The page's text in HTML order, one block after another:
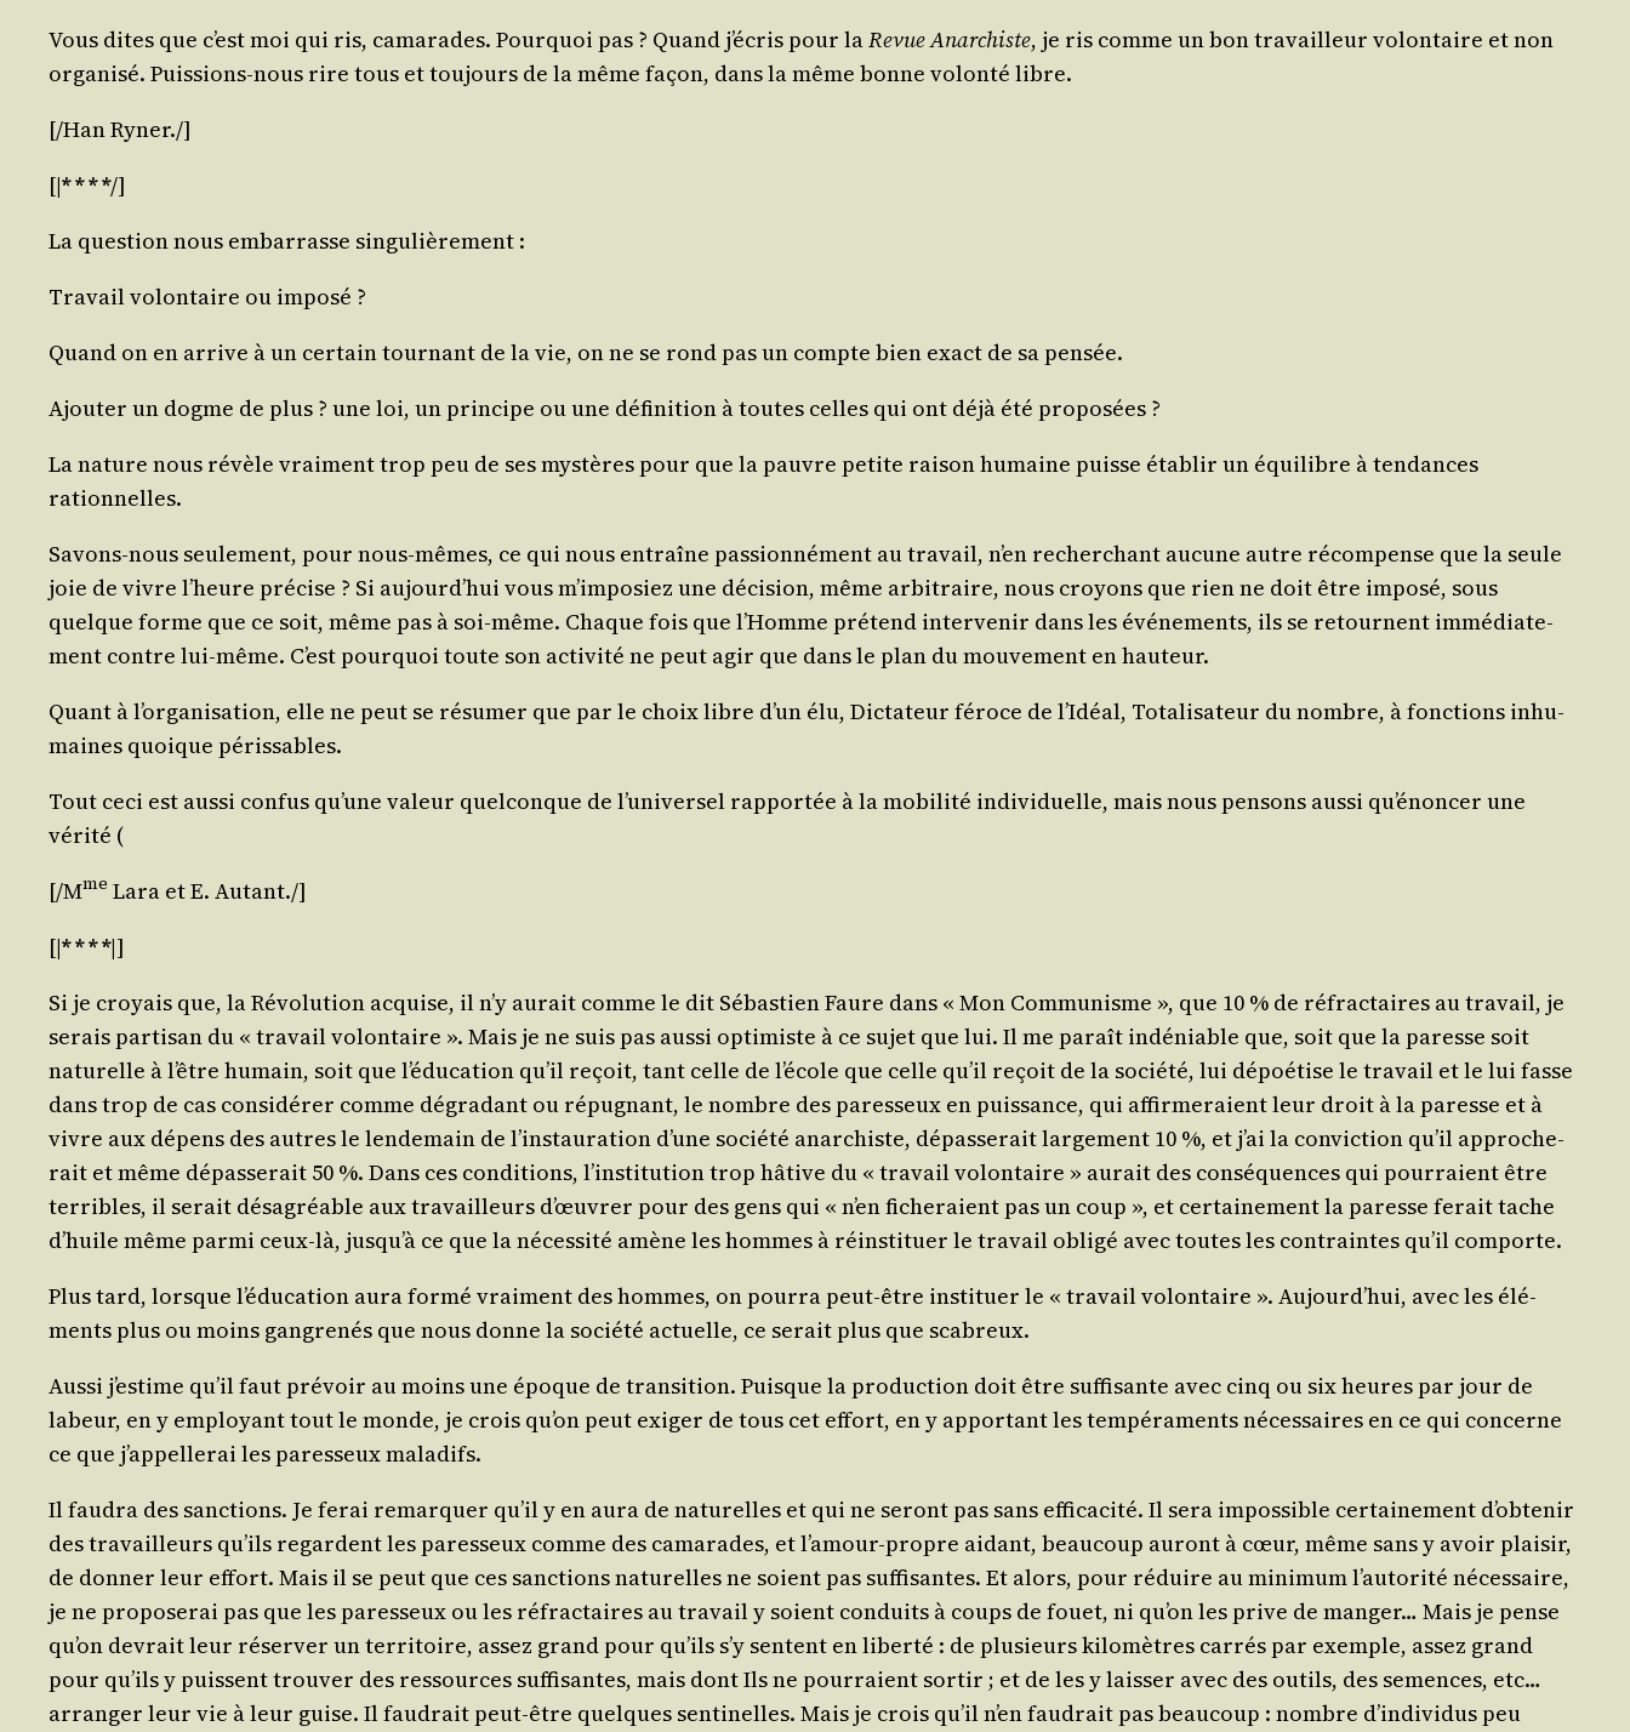
Vous dites que c’est moi qui ris, cama­rades. Pour­quoi pas ? Quand j’écris pour laRevue Anar­chiste, je ris comme un bon tra­vailleur volon­taire et non
orga­ni­sé. Puis­sions-nous rire tous et tou­jours de la même façon, dans la même bonne volon­té libre.
[/​HanRyner./​]
[|* * * */​]
La ques­tion nous embar­rasse singulièrement :
Tra­vail volon­taire ou imposé ?
Quand on en arrive à un cer­tain tour­nant de la vie, on ne se rond pas un compte bien exact de sa pensée.
Ajou­ter un dogme de plus ? une loi, un prin­cipe ou une défi­ni­tion à toutes celles qui ont déjà été proposées ?
La nature nous révèle vrai­ment trop peu de ses mys­tères pour que la pauvre petite rai­son humaine puisse éta­blir un équi­libre à ten­dances
rationnelles.
Savons-nous seule­ment, pour nous-mêmes, ce qui nous entraîne pas­sion­né­ment au tra­vail, n’en recher­chant aucune autre récom­pense que la seule
joie de vivre l’heure pré­cise ? Si aujourd’hui vous m’imposiez une déci­sion, même arbi­traire, nous croyons que rien ne doit être impo­sé, sous
quelque forme que ce soit, même pas à soi-même. Chaque fois que l’Homme pré­tend inter­ve­nir dans les évé­ne­ments, ils se retournent immé­dia­te­
ment contre lui-même. C’est pour­quoi toute son acti­vi­té ne peut agir que dans le plan du mou­ve­ment en hauteur.
Quant à l’organisation, elle ne peut se résu­mer que par le choix libre d’un élu, Dic­ta­teur féroce de l’Idéal, Tota­li­sa­teur du nombre, à fonc­tions inhu­
maines quoique périssables.
Tout ceci est aus­si confus qu’une valeur quel­conque de l’universel rap­por­tée à la mobi­li­té indi­vi­duelle, mais nous pen­sons aus­si qu’énoncer une
vérité (
[/​Mme Lara et E. Autant./​]
[|* * * *|]
Si je croyais que, la Révo­lu­tion acquise, il n’y aurait comme le dit Sébas­tien Faure dans « Mon Com­mu­nisme », que 10 % de réfrac­taires au tra­vail, je
serais par­ti­san du « tra­vail volon­taire ». Mais je ne suis pas aus­si opti­miste à ce sujet que lui. Il me paraît indé­niable que, soit que la paresse soit
natu­relle à l’être humain, soit que l’éducation qu’il reçoit, tant celle de l’école que celle qu’il reçoit de la socié­té, lui dépoé­tise le tra­vail et le lui fasse
dans trop de cas consi­dé­rer comme dégra­dant ou répu­gnant, le nombre des pares­seux en puis­sance, qui affir­me­raient leur droit à la paresse et à
vivre aux dépens des autres le len­de­main de l’instauration d’une socié­té anar­chiste, dépas­se­rait lar­ge­ment 10 %, et j’ai la convic­tion qu’il appro­che­
rait et même dépas­se­rait 50 %. Dans ces condi­tions, l’institution trop hâtive du « tra­vail volon­taire » aurait des consé­quences qui pour­raient être
ter­ribles, il serait désa­gréable aux tra­vailleurs d’œuvrer pour des gens qui « n’en fiche­raient pas un coup », et cer­tai­ne­ment la paresse ferait tache
d’huile même par­mi ceux-là, jusqu’à ce que la néces­si­té amène les hommes à réins­ti­tuer le tra­vail obli­gé avec toutes les contraintes qu’il comporte.
Plus tard, lorsque l’éducation aura for­mé vrai­ment des hommes, on pour­ra peut-être ins­ti­tuer le « tra­vail volon­taire ». Aujourd’hui, avec les élé­
ments plus ou moins gan­gre­nés que nous donne la socié­té actuelle, ce serait plus que scabreux.
Aus­si j’estime qu’il faut pré­voir au moins une époque de tran­si­tion. Puisque la pro­duc­tion doit être suf­fi­sante avec cinq ou six heures par jour de
labeur, en y employant tout le monde, je crois qu’on peut exi­ger de tous cet effort, en y appor­tant les tem­pé­ra­ments néces­saires en ce qui concerne
ce que j’appellerai les pares­seux maladifs.
Il fau­dra des sanc­tions. Je ferai remar­quer qu’il y en aura de natu­relles et qui ne seront pas sans effi­ca­ci­té. Il sera impos­sible cer­tai­ne­ment d’obtenir
des tra­vailleurs qu’ils regardent les pares­seux comme des cama­rades, et l’amour-propre aidant, beau­coup auront à cœur, même sans y avoir plai­sir,
de don­ner leur effort. Mais il se peut que ces sanc­tions natu­relles ne soient pas suf­fi­santes. Et alors, pour réduire au mini­mum l’autorité néces­saire,
je ne pro­po­se­rai pas que les pares­seux ou les réfrac­taires au tra­vail y soient conduits à coups de fouet, ni qu’on les prive de man­ger… Mais je pense
qu’on devrait leur réser­ver un ter­ri­toire, assez grand pour qu’ils s’y sentent en liber­té : de plu­sieurs kilo­mètres car­rés par exemple, assez grand
pour qu’ils y puissent trou­ver des res­sources suf­fi­santes, mais dont Ils ne pour­raient sor­tir ; et de les y lais­ser avec des outils, des semences, etc…
arran­ger leur vie à leur guise. Il fau­drait peut-être quelques sen­ti­nelles. Mais je crois qu’il n’en fau­drait pas beau­coup : nombre d’individus peu